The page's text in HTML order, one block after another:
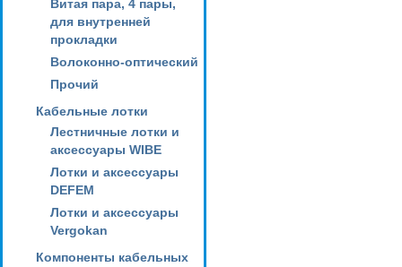
Витая пара, 4 пары,
для внутренней
прокладки
Волоконно-оптический
Прочий
Кабельные лотки
Лестничные лотки и
аксессуары WIBE
Лотки и аксессуары
DEFEM
Лотки и аксессуары
Vergokan
Компоненты кабельных